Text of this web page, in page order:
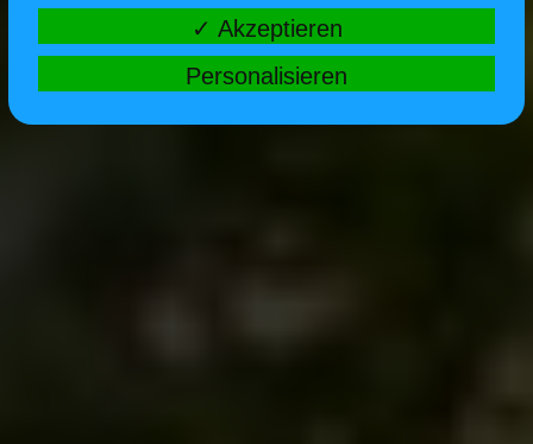
✓ Akzeptieren
Personalisieren